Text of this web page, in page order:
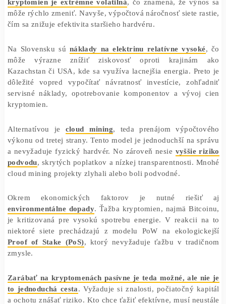
Investovanie do ťažby kryptomien:
omyly
Mnoho ľudí si myslí, že raz nainštalovaný miner
automaticky generovať zisk. Realita je však iná.
kryptomien je extrémne volatilná
, čo znamená, že
môže rýchlo zmeniť. Navyše, výpočtová náročnosť siete
čím sa znižuje efektivita staršieho hardvéru.
Na Slovensku súnáklady na elektrinu relatívne
môže výrazne znížiť ziskovosť oproti
Kazachstan či USA, kde sa využíva lacnejšia energia.
dôležité vopred vypočítať návratnosť investície,
servisné náklady, opotrebovanie komponentov a
Alternatívou jecloud mining, teda prenájom
výkonu od tretej strany. Tento model je jednoduchší na
a nevyžaduje fyzický hardvér. No zároveň nesievyššie
podvodu
Okrem ekonomických faktorov je nutné